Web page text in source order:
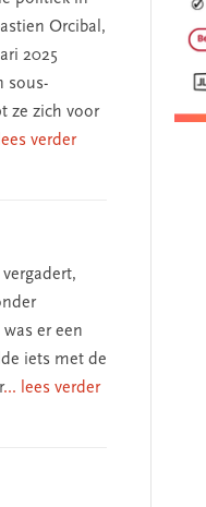
Orcibal,
2025
sous-
ze zich voor
verder
er een
iets met de
... lees verder